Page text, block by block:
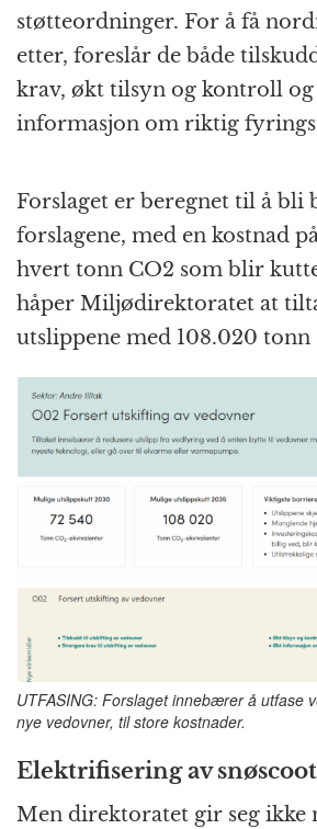
støtteordninger. For å få
etter, foreslår de både
krav, økt tilsyn og kontroll
informasjon om riktig
Forslaget er beregnet til å bli
forslagene, med en kostnad
hvert tonn CO2 som blir
håper Miljødirektoratet at
utslippene med 108.020 tonn
UTFASING: Forslaget innebærer å utfase
nye vedovner, til store kostnader.
Elektrifisering av
Men direktoratet gir seg ikke